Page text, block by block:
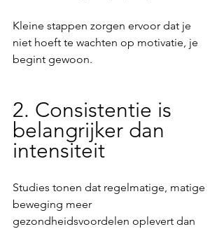
Kleine stappen zorgen ervoor dat je
niet hoeft te wachten op motivatie, je
begint gewoon.
2. Consistentie is
belangrijker dan
intensiteit
Studies tonen dat regelmatige, matige
beweging meer
gezondheidsvoordelen oplevert dan